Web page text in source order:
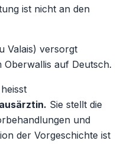
ist nicht an den
Valais) versorgt
auf Deutsch.
Sie stellt die
und
der Vorgeschichte ist